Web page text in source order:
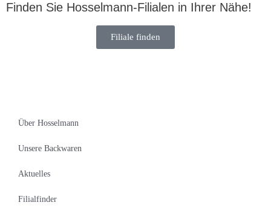
Finden Sie Hosselmann-Filialen in Ihrer Nähe!
Filiale finden
Über Hosselmann
Unsere Backwaren
Aktuelles
Filialfinder